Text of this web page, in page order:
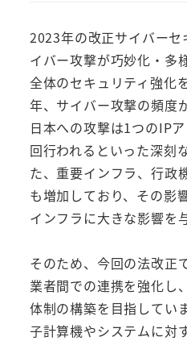
2023年の改正サイバー
イバー攻撃が巧妙化・多
全体のセキュリティ強化
年、サイバー攻撃の頻度
日本への攻撃は1つのIP
回行われるといった深刻
た、重要インフラ、行政
も増加しており、その影
インフラに大きな影響を
そのため、今回の法改正
業者間での連携を強化し
体制の構築を目指してい
子計算機やシステムに対